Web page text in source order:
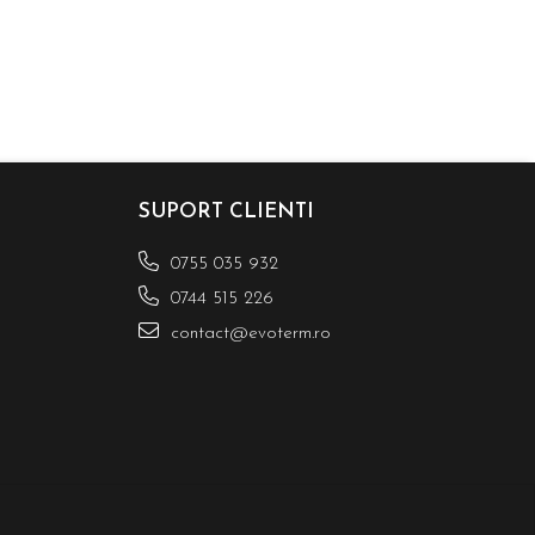
SUPORT CLIENTI
0755 035 932
0744 515 226
contact@evoterm.ro